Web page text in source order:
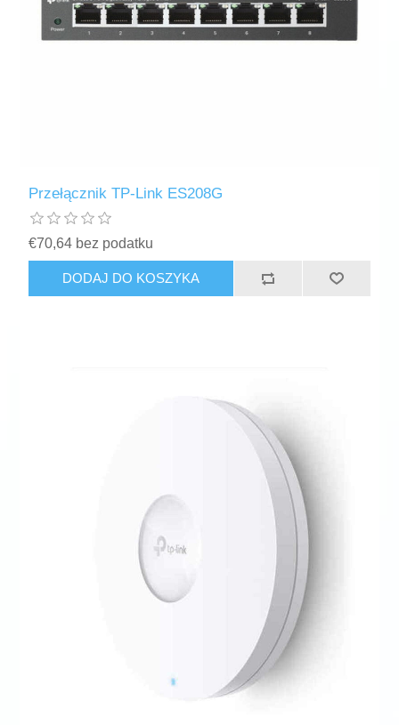
Przełącznik TP-Link ES208G
€70,64 bez podatku
DODAJ DO KOSZYKA